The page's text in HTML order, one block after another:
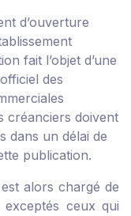
d’ouverture
fait l’objet d’une
des
créanciers doivent
dans un délai de
publication.
alors chargé de
ceux qui